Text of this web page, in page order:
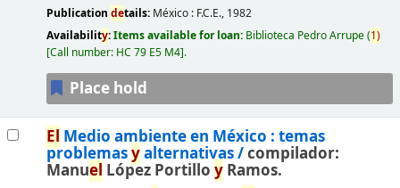
Publication details: México : F.C.E., 1982
Availability:Items available for loan: Biblioteca Pedro Arrupe(1)
Call number: HC 79 E5 M4 .
Place hold
El Medio ambiente en México : temas
problemasyalternativas /compilador:
Manuel López Portillo yRamos.